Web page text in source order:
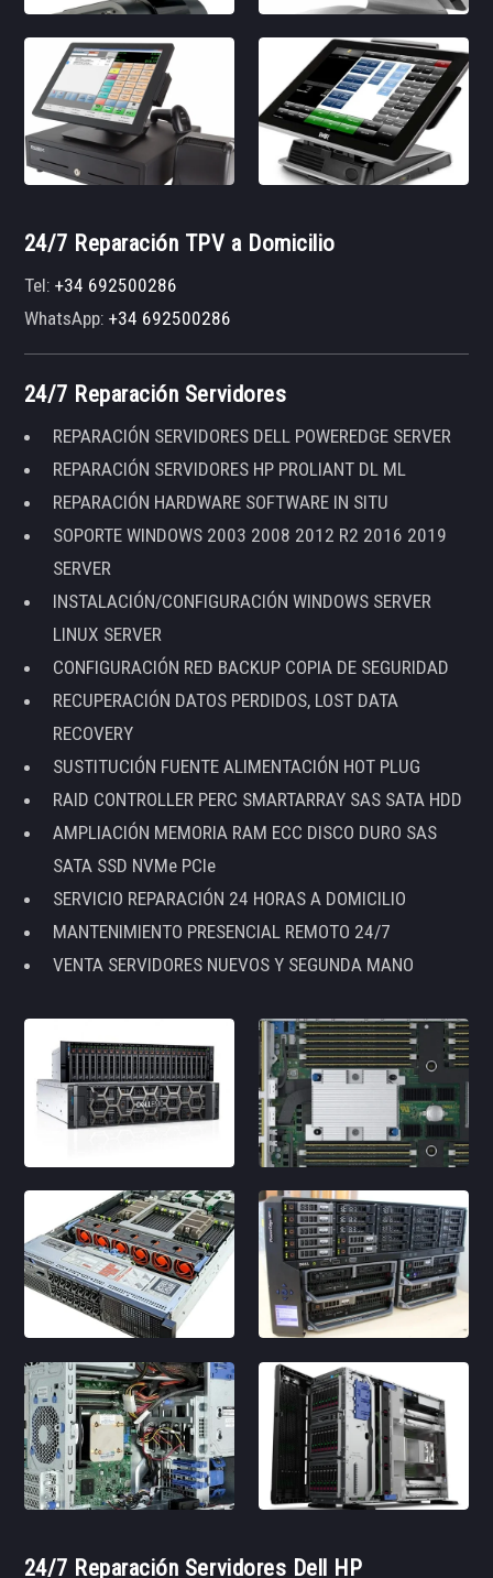
24/7 Reparación TPV a Domicilio
Tel:+34 692500286
WhatsApp:+34 692500286
24/7 Reparación Servidores
REPARACIÓN SERVIDORES DELL POWEREDGE SERVER
REPARACIÓN SERVIDORES HP PROLIANT DL ML
REPARACIÓN HARDWARE SOFTWARE IN SITU
SOPORTE WINDOWS 2003 2008 2012 R2 2016 2019
SERVER
INSTALACIÓN/CONFIGURACIÓN WINDOWS SERVER
LINUX SERVER
CONFIGURACIÓN RED BACKUP COPIA DE SEGURIDAD
RECUPERACIÓN DATOS PERDIDOS, LOST DATA
RECOVERY
SUSTITUCIÓN FUENTE ALIMENTACIÓN HOT PLUG
RAID CONTROLLER PERC SMARTARRAY SAS SATA HDD
AMPLIACIÓN MEMORIA RAM ECC DISCO DURO SAS
SATA SSD NVMe PCIe
SERVICIO REPARACIÓN 24 HORAS A DOMICILIO
MANTENIMIENTO PRESENCIAL REMOTO 24/7
VENTA SERVIDORES NUEVOS Y SEGUNDA MANO
24/7 Reparación Servidores Dell HP